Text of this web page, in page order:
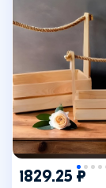
1829.25 ₽